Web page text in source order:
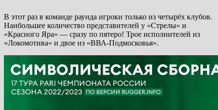
В этот раз в команде раунда игроки только из четырёх клубов.
Наибольшее количество представителей у «Стрелы» и
«Красного Яра» — сразу по пятеро! Трое исполнителей из
«Локомотива» и двое из «ВВА-Подмосковья».